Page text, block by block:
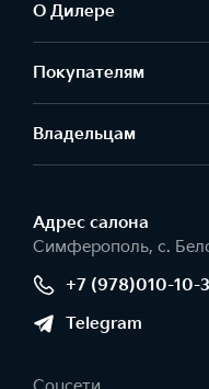
О Дилере
Покупателям
Владельцам
Адрес салонa
Симферополь, с.
+7 (978)010-10-
Telegram